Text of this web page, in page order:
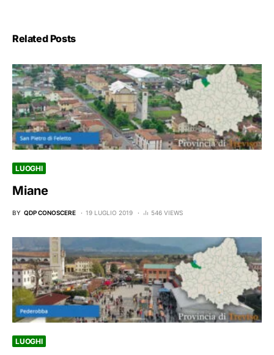
Related Posts
LUOGHI
Miane
BY QDP CONOSCERE 19 LUGLIO 2019 546 VIEWS
LUOGHI